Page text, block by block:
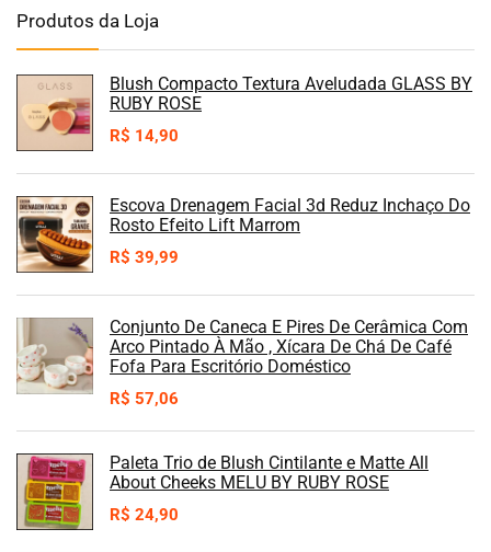
Produtos da Loja
Blush Compacto Textura Aveludada GLASS BY
RUBY ROSE
R$ 14,90
Escova Drenagem Facial 3d Reduz Inchaço Do
Rosto Efeito Lift Marrom
R$ 39,99
Conjunto De Caneca E Pires De Cerâmica Com
Arco Pintado À Mão , Xícara De Chá De Café
Fofa Para Escritório Doméstico
R$ 57,06
Paleta Trio de Blush Cintilante e Matte All
About Cheeks MELU BY RUBY ROSE
R$ 24,90